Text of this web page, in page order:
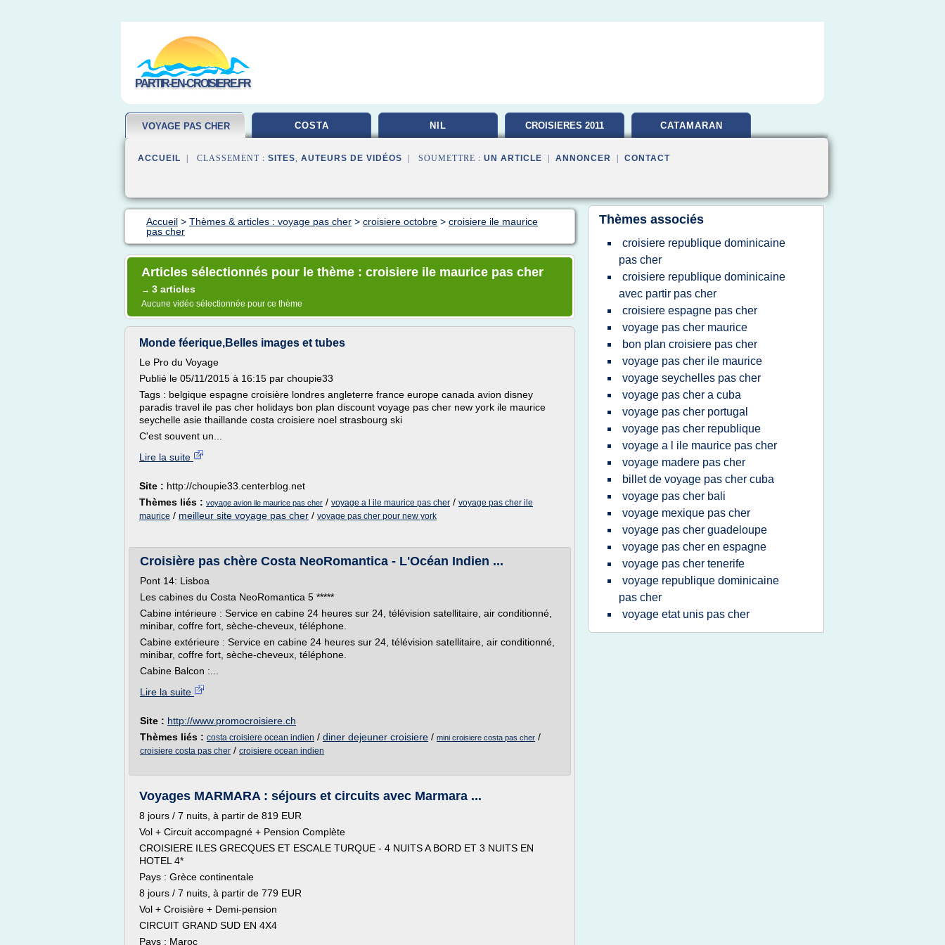
PARTIR-EN-CROISIERE.FR
VOYAGE PAS CHER COSTA NIL CROISIERES 2011 CATAMARAN
ACCUEIL | CLASSEMENT : SITES, AUTEURS DE VIDÉOS | SOUMETTRE : UN ARTICLE ANNONCER CONTACT
Accueil > Thèmes & articles : voyage pas cher > croisiere octobre > croisiere ile maurice
pas cher
Articles sélectionnés pour le thème : croisiere ile maurice pas cher
→ 3 articles
Aucune vidéo sélectionnée pour ce thème
Monde féerique,Belles images et tubes
Le Pro du Voyage
Publié le 05/11/2015 à 16:15 par choupie33
Tags : belgique espagne croisière londres angleterre france europe canada avion disney
paradis travel ile pas cher holidays bon plan discount voyage pas cher new york ile maurice
seychelle asie thaillande costa croisiere noel strasbourg ski
C'est souvent un...
Lire la suite
Site : http://choupie33.centerblog.net
Thèmes liés : voyage avion ile maurice pas cher / voyage a l ile maurice pas cher / voyage pas cher ile
maurice / meilleur site voyage pas cher / voyage pas cher pour new york
Croisière pas chère Costa NeoRomantica - L'Océan Indien ...
Pont 14: Lisboa
Les cabines du Costa NeoRomantica 5 *****
Cabine intérieure : Service en cabine 24 heures sur 24, télévision satellitaire, air conditionné,
minibar, coffre fort, sèche-cheveux, téléphone.
Cabine extérieure : Service en cabine 24 heures sur 24, télévision satellitaire, air conditionné,
minibar, coffre fort, sèche-cheveux, téléphone.
Cabine Balcon :...
Lire la suite
Site : http://www.promocroisiere.ch
Thèmes liés : costa croisiere ocean indien / diner dejeuner croisiere / mini croisiere costa pas cher /
croisiere costa pas cher / croisiere ocean indien
Voyages MARMARA : séjours et circuits avec Marmara ...
8 jours / 7 nuits, à partir de 819 EUR
Vol + Circuit accompagné + Pension Complète
CROISIERE ILES GRECQUES ET ESCALE TURQUE - 4 NUITS A BORD ET 3 NUITS EN
HOTEL 4*
Pays : Grèce continentale
8 jours / 7 nuits, à partir de 779 EUR
Vol + Croisière + Demi-pension
CIRCUIT GRAND SUD EN 4X4
Pays : Maroc
Thèmes associés
croisiere republique dominicaine
pas cher
croisiere republique dominicaine
avec partir pas cher
croisiere espagne pas cher
voyage pas cher maurice
bon plan croisiere pas cher
voyage pas cher ile maurice
voyage seychelles pas cher
voyage pas cher a cuba
voyage pas cher portugal
voyage pas cher republique
voyage a l ile maurice pas cher
voyage madere pas cher
billet de voyage pas cher cuba
voyage pas cher bali
voyage mexique pas cher
voyage pas cher guadeloupe
voyage pas cher en espagne
voyage pas cher tenerife
voyage republique dominicaine
pas cher
voyage etat unis pas cher